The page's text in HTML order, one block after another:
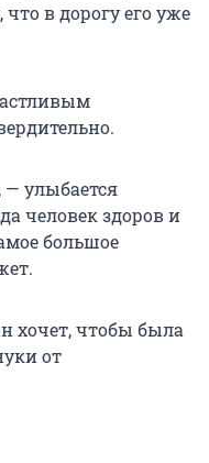
в дорогу его уже
улыбается
человек здоров и
большое
хочет, чтобы была
от